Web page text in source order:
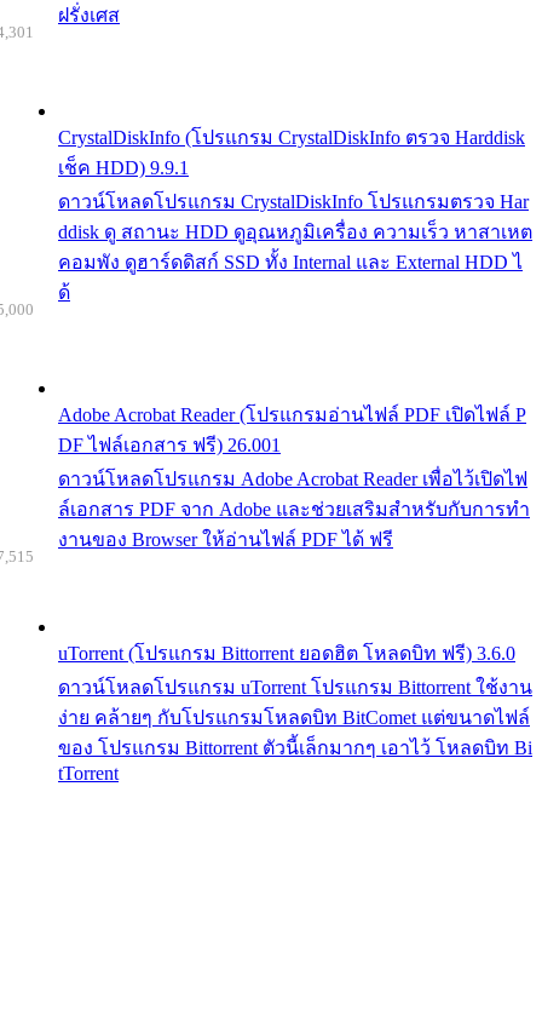
ฝรั่งเศส
CrystalDiskInfo (โปรแกรม CrystalDiskInfo ตรวจ Harddisk
เช็ค HDD) 9.9.1
ดาวน์โหลดโปรแกรม CrystalDiskInfo โปรแกรมตรวจ Har
ddisk ดู สถานะ HDD ดูอุณหภูมิเครื่อง ความเร็ว หาสาเหต
คอมพัง ดูฮาร์ดดิสก์ SSD ทั้ง Internal และ External HDD ไ
ด้
Adobe Acrobat Reader (โปรแกรมอ่านไฟล์ PDF เปิดไฟล์ P
DF ไฟล์เอกสาร ฟรี) 26.001
ดาวน์โหลดโปรแกรม Adobe Acrobat Reader เพื่อไว้เปิดไฟ
ล์เอกสาร PDF จาก Adobe และช่วยเสริมสำหรับกับการทำ
งานของ Browser ให้อ่านไฟล์ PDF ได้ ฟรี
uTorrent (โปรแกรม Bittorrent ยอดฮิต โหลดบิท ฟรี) 3.6.0
ดาวน์โหลดโปรแกรม uTorrent โปรแกรม Bittorrent ใช้งาน
ง่าย คล้ายๆ กับโปรแกรมโหลดบิท BitComet แต่ขนาดไฟล์
ของ โปรแกรม Bittorrent ตัวนี้เล็กมากๆ เอาไว้ โหลดบิท Bi
tTorrent